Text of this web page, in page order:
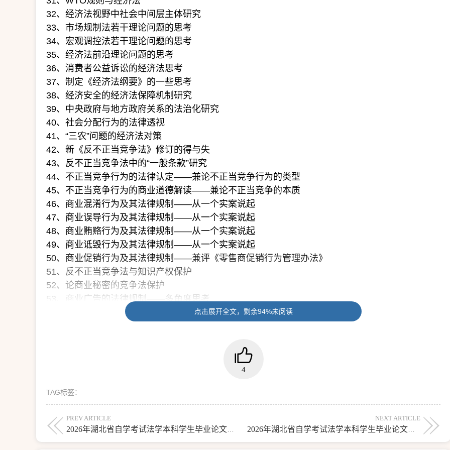
32、经济法视野中社会中间层主体研究
33、市场规制法若干理论问题的思考
34、宏观调控法若干理论问题的思考
35、经济法前沿理论问题的思考
36、消费者公益诉讼的经济法思考
37、制定《经济法纲要》的一些思考
38、经济安全的经济法保障机制研究
39、中央政府与地方政府关系的法治化研究
40、社会分配行为的法律透视
41、“三农”问题的经济法对策
42、新《反不正当竞争法》修订的得与失
43、反不正当竞争法中的“一般条款”研究
44、不正当竞争行为的法律认定——兼论不正当竞争行为的类型
45、不正当竞争行为的商业道德解读——兼论不正当竞争的本质
46、商业混淆行为及其法律规制——从一个实案说起
47、商业误导行为及其法律规制——从一个实案说起
48、商业贿赂行为及其法律规制——从一个实案说起
49、商业诋毁行为及其法律规制——从一个实案说起
50、商业促销行为及其法律规制——兼评《零售商促销行为管理办法》
51、反不正当竞争法与知识产权保护
52、论商业秘密的竞争法保护
53、商业广告的法律规制——多角度思考
54、互联网不正当竞争行为研究
57、我国传媒行业的垄断现象与法律规制——以中央电视台为例
58、我国汽车行业的垄断现象与法律规制——从2012年以来汽车行业反垄断个案说起
60、试论协议垄断之协同行为
61、关于行业协会行为的反垄断法规制——是自律还是垄断？
62、关于协议垄断豁免制度之法律研究
63、关于协议垄断宽容条款——《反垄断法》第46条第二款的法律适用与思考
点击展开全文，剩余94%未阅读
4
TAG标签：
PREV ARTICLE NEXT ARTICLE
2026年湖北省自学考试法学本科学生毕业论文选题集005